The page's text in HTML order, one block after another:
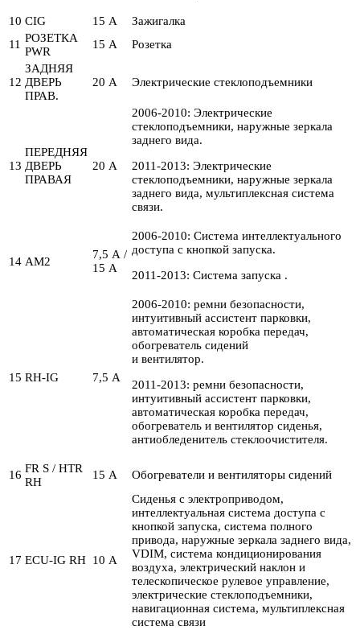
10 CIG 15 А
Зажигалка
11 РОЗЕТКА
PWR
15 А Розетка
12
ЗАДНЯЯ
ДВЕРЬ
ПРАВ.
20 А Электрические стеклоподъемники
13
ПЕРЕДНЯЯ
ДВЕРЬ
ПРАВАЯ
20 А
2006-2010: Электрические
стеклоподъемники, наружные зеркала
заднего вида.
2011-2013: Электрические
стеклоподъемники, наружные зеркала
заднего вида, мультиплексная система
связи.
14 AM2
7,5 А /
15 А
2006-2010: Система интеллектуального
доступа с кнопкой запуска.
2011-2013: Система запуска .
15 RH-IG 7,5 А
2006-2010: ремни безопасности,
интуитивный ассистент парковки,
автоматическая коробка передач,
обогреватель сидений
и вентилятор.
2011-2013: ремни безопасности,
интуитивный ассистент парковки,
автоматическая коробка передач,
обогреватель и вентилятор сиденья,
антиобледенитель стеклоочистителя.
16 FR S / HTR
RH
15 А Обогреватели и вентиляторы сидений
17 ECU-IG RH 10 А
Сиденья с электроприводом,
интеллектуальная система доступа с
кнопкой запуска, система полного
привода, наружные зеркала заднего вида,
VDIM, система кондиционирования
воздуха, электрический наклон и
телескопическое рулевое управление,
электрические стеклоподъемники,
навигационная система, мультиплексная
система связи